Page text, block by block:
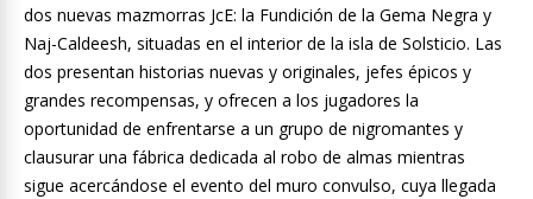
dos nuevas mazmorras JcE: la Fundición de la Gema Negra y
Naj-Caldeesh, situadas en el interior de la isla de Solsticio. Las
dos presentan historias nuevas y originales, jefes épicos y
grandes recompensas, y ofrecen a los jugadores la
oportunidad de enfrentarse a un grupo de nigromantes y
clausurar una fábrica dedicada al robo de almas mientras
sigue acercándose el evento del muro convulso, cuya llegada